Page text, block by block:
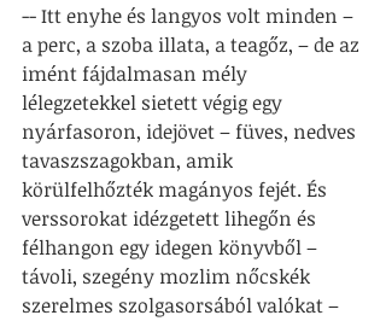
-- Itt enyhe és langyos volt minden –
a perc, a szoba illata, a teagőz, – de az
imént fájdalmasan mély
lélegzetekkel sietett végig egy
nyárfasoron, idejövet – füves, nedves
tavaszszagokban, amik
körülfelhőzték magányos fejét. És
verssorokat idézgetett lihegőn és
félhangon egy idegen könyvből –
távoli, szegény mozlim nőcskék
szerelmes szolgasorsából valókat –